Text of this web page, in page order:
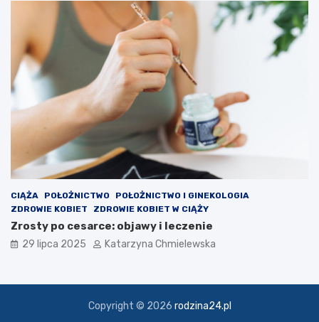
CIĄŻA POŁOŻNICTWO
POŁOŻNICTWO I GINEKOLOGIA
ZDROWIE KOBIET
ZDROWIE KOBIET W CIĄŻY
Zrosty po cesarce: objawy i leczenie
29 lipca 2025 Katarzyna Chmielewska
Copyright © 2026 rodzina24.pl